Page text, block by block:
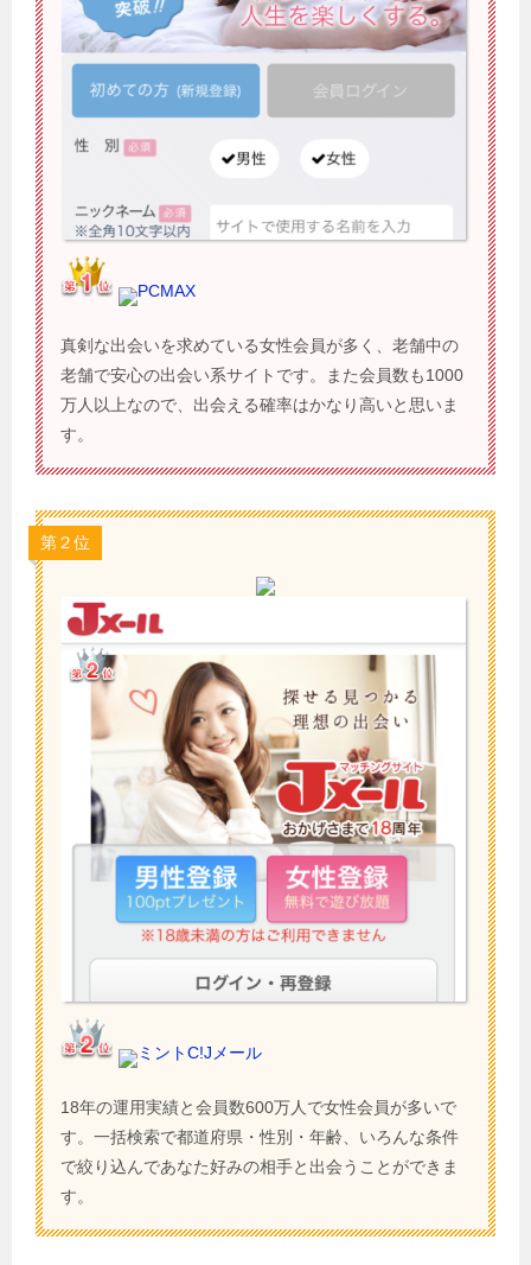
PCMAX
真剣な出会いを求めている女性会員が多く、老舗中の
老舗で安心の出会い系サイトです。また会員数も1000
万人以上なので、出会える確率はかなり高いと思いま
す。
第２位
ミントC!Jメール
18年の運用実績と会員数600万人で女性会員が多いで
す。一括検索で都道府県・性別・年齢、いろんな条件
で絞り込んであなた好みの相手と出会うことができま
す。